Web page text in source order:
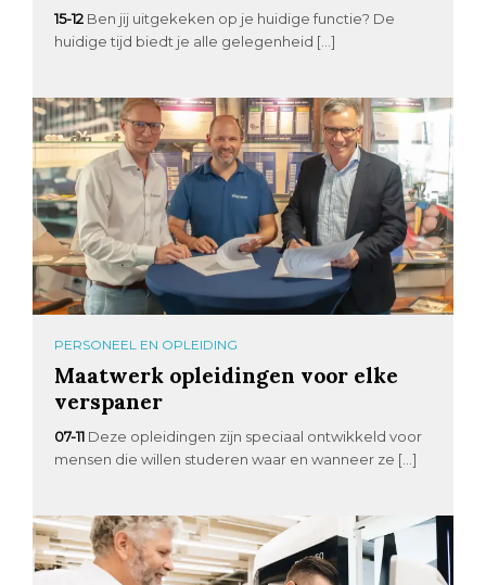
15-12 Ben jij uitgekeken op je huidige functie? De
huidige tijd biedt je alle gelegenheid […]
PERSONEEL EN OPLEIDING
Maatwerk opleidingen voor elke
verspaner
07-11 Deze opleidingen zijn speciaal ontwikkeld voor
mensen die willen studeren waar en wanneer ze […]